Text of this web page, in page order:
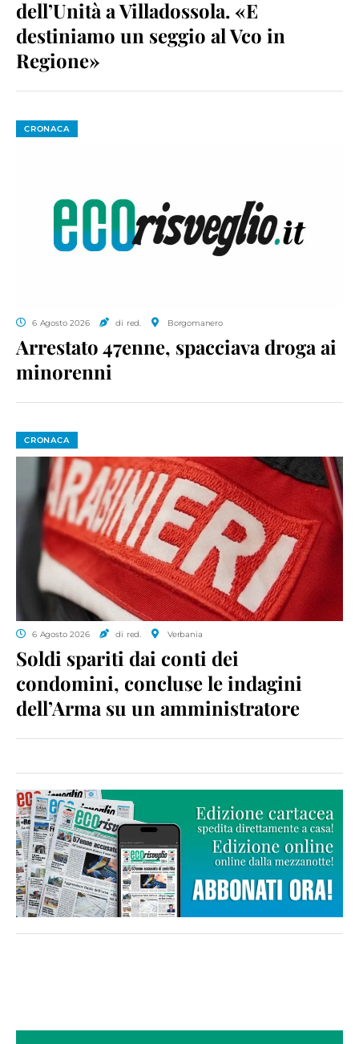
dell’Unità a Villadossola. «E
destiniamo un seggio al Vco in
Regione»
CRONACA
6 Agosto 2026 di red. Borgomanero
Arrestato 47enne, spacciava droga ai
minorenni
CRONACA
6 Agosto 2026 di red. Verbania
Soldi spariti dai conti dei
condomini, concluse le indagini
dell’Arma su un amministratore